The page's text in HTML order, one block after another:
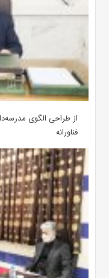
از طراحی الگوی
فناورانه